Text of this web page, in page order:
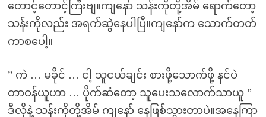
တောင့်တောင့်ကြီးဗျ။ကျနော် သန်းကိုတို့အိမ် ရောက်တော့
သန်းကိုလည်း အရက်ဆွဲနေပါပြီ။ကျနော်က သောက်တတ်
ကာစပေါ့။
” ကဲ … မခိုင် … ငါ့ သူငယ်ချင်း စားဖို့သောက်ဖို့ နင်ပဲ
တာဝန်ယူဟာ … ပိုက်ဆံတော့ သူပေးသလောက်သာယူ ”
ဒီလိုနဲ့ သန်းကိုတို့အိမ် ကျနော် နေဖြစ်သွားတာပဲ။အနေကြာ